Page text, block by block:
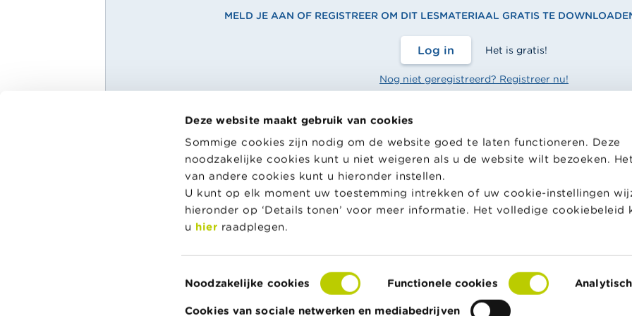
Deze website maakt gebruik van cookies
Sommige cookies zijn nodig om de website goed te laten functioneren. Deze
noodzakelijke cookies kunt u niet weigeren als u de website wilt bezoeken.
van andere cookies kunt u hieronder instellen.
U kunt op elk moment uw toestemming intrekken of uw cookie-instellingen
hieronder op ‘Details tonen’ voor meer informatie. Het volledige cookiebeleid
u hier raadplegen.
Noodzakelijke cookies Functionele cookies
Cookies van sociale netwerken en mediabedrijven
MELD JE AAN OF REGISTREER OM DIT LESMATERIAAL GRATIS TE
Log in Het is gratis!
Nog niet geregistreerd? Registreer nu!
Wikifin School biedt gratis en heel divers
pedagogisch lesmateriaal en opleidingen
aan leerkrachten om hen te ondersteunen
bij hun lessen financiële educatie.
Naar Wikifin School
Wikifin.be is een portaalsite
stelt gratis betrouwbare en
informatie ter beschikking,
van private financiële spelers.
© FSMA